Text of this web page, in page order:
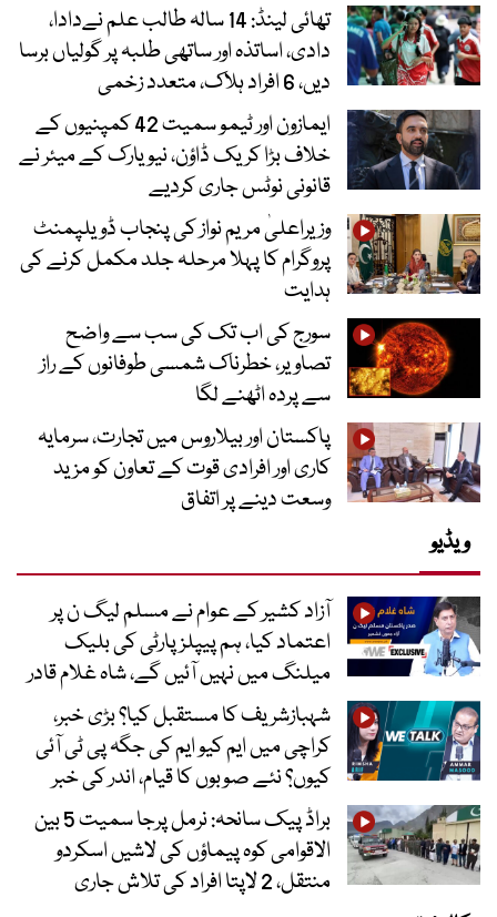
تھائی لینڈ: 14 سالہ طالب علم نےدادا،
دادی، اساتذہ اور ساتھی طلبہ پر گولیاں برسا
دیں، 6 افراد ہلاک، متعدد زخمی
ایمازون اور ٹیمو سمیت 42 کمپنیوں کے
خلاف بڑا کریک ڈاؤن، نیویارک کے میئر نے
قانونی نوٹس جاری کردیے
وزیراعلیٰ مریم نواز کی پنجاب ڈویلپمنٹ
پروگرام کا پہلا مرحلہ جلد مکمل کرنے کی
ہدایت
سورج کی اب تک کی سب سے واضح
تصاویر، خطرناک شمسی طوفانوں کے راز
سے پردہ اٹھنے لگا
پاکستان اور بیلاروس میں تجارت، سرمایہ
کاری اور افرادی قوت کے تعاون کو مزید
وسعت دینے پر اتفاق
ویڈیو
آزاد کشیر کے عوام نے مسلم لیگ ن پر
اعتماد کیا، ہم پیپلز پارٹی کی بلیک
میلنگ میں نہیں آئیں گے، شاہ غلام قادر
شہبازشریف کا مستقبل کیا؟ بڑی خبر،
کراچی میں ایم کیو ایم کی جگہ پی ٹی آئی
کیوں؟ نئے صوبوں کا قیام، اندر کی خبر
براڈ پیک سانحہ: نرمل پرجا سمیت 5 بین
الاقوامی کوہ پیماؤں کی لاشیں اسکردو
منتقل، 2 لاپتا افراد کی تلاش جاری